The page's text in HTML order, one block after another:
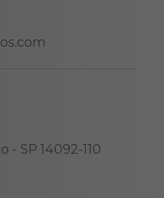
- SP 14092-110